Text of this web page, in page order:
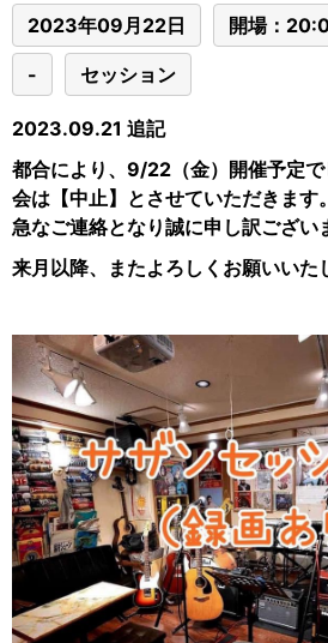
2023年09月22日 開場：
- セッション
2023.09.21 追記
都合により、9/22（金）開催予定
会は【中止】とさせていただきます。
急なご連絡となり誠に申し訳ござい
来月以降、またよろしくお願いいた